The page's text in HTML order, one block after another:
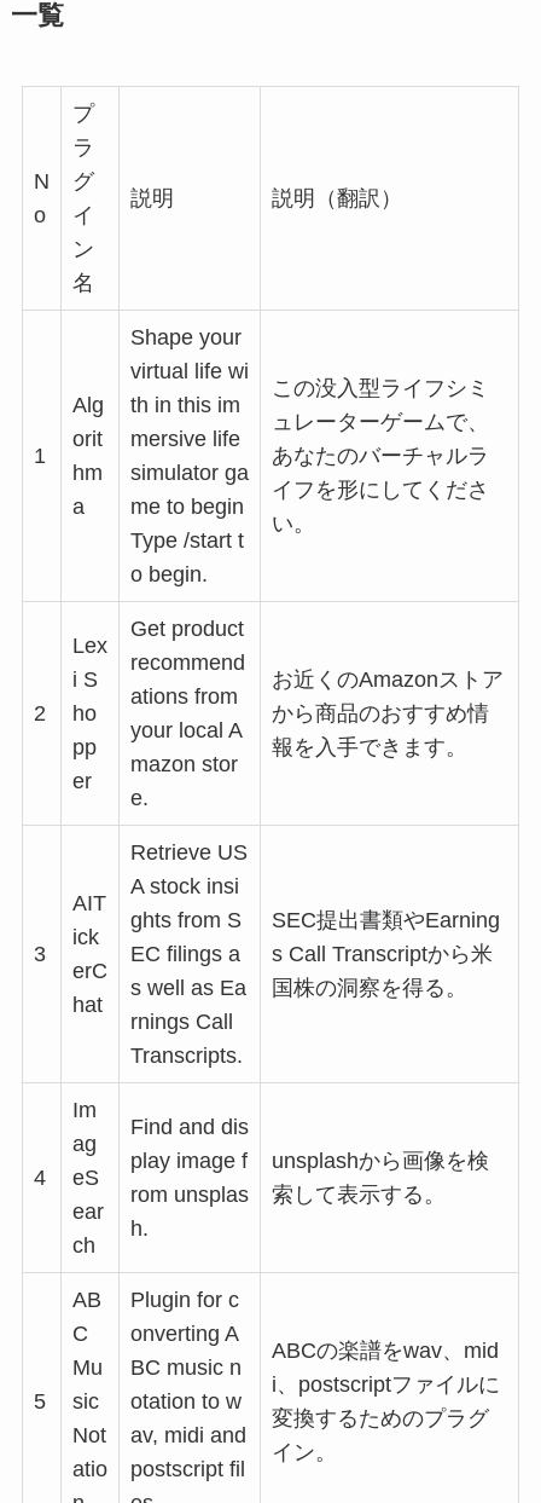
一覧
N
o
プ
ラ
グ
イ
ン
名
説明 説明（翻訳）
1
Alg
orit
hm
a
Shape your
virtual life wi
th in this im
mersive life
simulator ga
me to begin
Type /start t
o begin.
この没入型ライフシミ
ュレーターゲームで、
あなたのバーチャルラ
イフを形にしてくださ
い。
2
Lex
i S
ho
pp
er
Get product
recommend
ations from
your local A
mazon stor
e.
お近くのAmazonストア
から商品のおすすめ情
報を入手できます。
3
AIT
ick
erC
hat
Retrieve US
A stock insi
ghts from S
EC filings a
s well as Ea
rnings Call
Transcripts.
SEC提出書類やEarning
s Call Transcriptから米
国株の洞察を得る。
4
Im
ag
eS
ear
ch
Find and dis
play image f
rom unsplas
h.
unsplashから画像を検
索して表示する。
5
AB
C
Mu
sic
Not
atio
Plugin for c
onverting A
BC music n
otation to w
av, midi and
postscript fil
ABCの楽譜をwav、mid
i、postscriptファイルに
変換するためのプラグ
イン。